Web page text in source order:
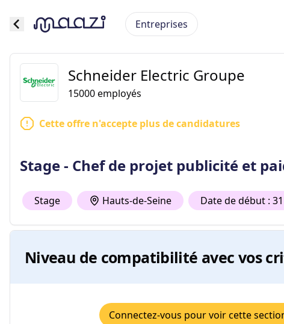
Entreprises
Schneider Electric Groupe
15000employés
Cette offre n'accepte plus de candidatures
Stage - Chef de projet publicité et
Stage Hauts-de-Seine Date de début :
Niveau de compatibilité avec vos
Connectez-vous pour voir cette